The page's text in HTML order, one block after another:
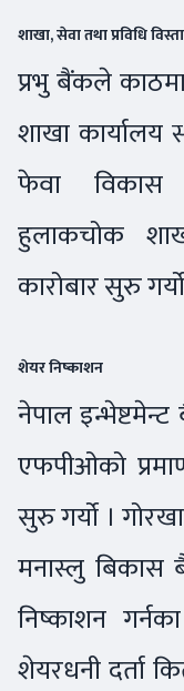
शाखा, सेवा तथा प्रविधि
प्रभु बैंकले
शाखा कार्यालय
फेवा विकास
हुलाकचोक
कारोबार सुरु
शेयर निष्काशन
नेपाल
एफपीओको
सुरु गर्यो ।
मनास्लु बिकास
निष्काशन
शेयरधनी दर्ता